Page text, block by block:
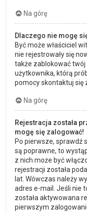
Na górę
Dlaczego nie mogę
Być może właściciel
nie rejestrowały się
także zablokować twój
użytkownika, którą
pomocy skontaktuj się
Na górę
Rejestracja została
mogę się zalogować!
Po pierwsze, sprawdź
są poprawne, to
z nich może być
rejestracji została
lat. Wówczas należy
adres e-mail. Jeśli nie
została aktywowana
pierwszym